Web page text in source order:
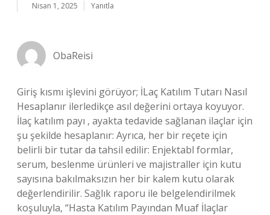
Nisan 1, 2025 Yanıtla
ObaReisi
Giriş kısmı işlevini görüyor; İLaç Katılım Tutarı Nasıl
Hesaplanır ilerledikçe asıl değerini ortaya koyuyor.
İlaç katılım payı , ayakta tedavide sağlanan ilaçlar için
şu şekilde hesaplanır: Ayrıca, her bir reçete için
belirli bir tutar da tahsil edilir: Enjektabl formlar,
serum, beslenme ürünleri ve majistraller için kutu
sayısına bakılmaksızın her bir kalem kutu olarak
değerlendirilir. Sağlık raporu ile belgelendirilmek
koşuluyla, “Hasta Katılım Payından Muaf İlaçlar